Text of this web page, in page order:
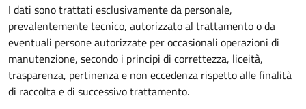
I dati sono trattati esclusivamente da personale,
prevalentemente tecnico, autorizzato al trattamento o da
eventuali persone autorizzate per occasionali operazioni di
manutenzione, secondo i principi di correttezza, liceità,
trasparenza, pertinenza e non eccedenza rispetto alle finalità
di raccolta e di successivo trattamento.